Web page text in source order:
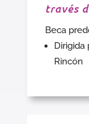
través
Beca
Dirigida
Rincón